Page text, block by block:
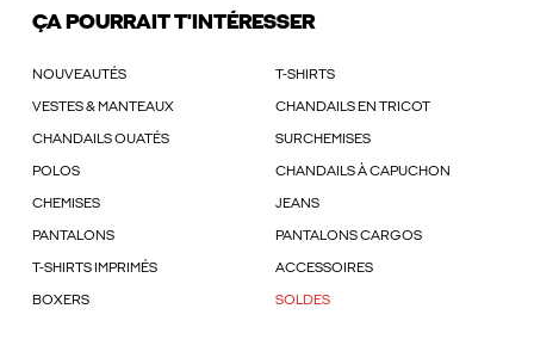
ÇA POURRAIT T'INTÉRESSER
NOUVEAUTÉS T-SHIRTS
VESTES & MANTEAUX CHANDAILS EN TRICOT
CHANDAILS OUATÉS SURCHEMISES
POLOS CHANDAILS À CAPUCHON
CHEMISES JEANS
PANTALONS PANTALONS CARGOS
T-SHIRTS IMPRIMÉS ACCESSOIRES
BOXERS SOLDES